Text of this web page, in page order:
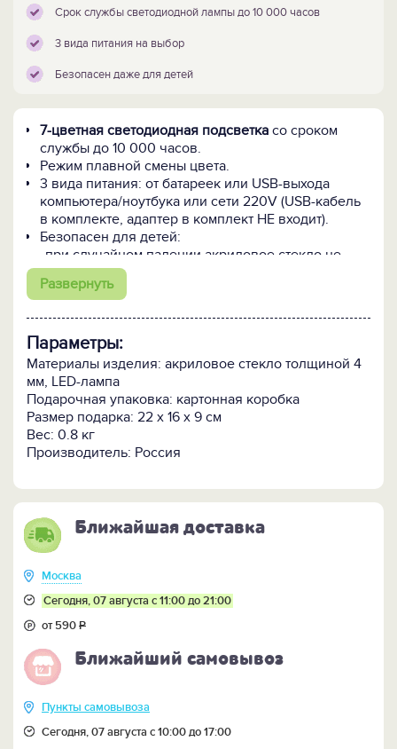
Срок службы светодиодной лампы до 10 000 часов
3 вида питания на выбор
Безопасен даже для детей
7-цветная светодиодная подсветка со сроком
службы до 10 000 часов.
Режим плавной смены цвета.
3 вида питания: от батареек или USB-выхода
компьютера/ноутбука или сети 220V (USB-кабель
в комплекте, адаптер в комплект НЕ входит).
Безопасен для детей:
- при случайном падении акриловое стекло не
разбивается на осколки;
- питание от батареек или USB-источника убережёт
ПОСМОТРИТЕ ЕЩЕ:
-3D-светильник "Светлое напоминание" >>
-3D-светильник "Вместе навсегда" >>
-Все 3D-светильники >>
Развернуть
Параметры:
Материалы изделия: акриловое стекло толщиной 4
мм, LED-лампа
Подарочная упаковка: картонная коробка
Размер подарка: 22 х 16 х 9 см
Вес: 0.8 кг
Производитель: Россия
Ближайшая доставка
Москва
Сегодня, 07 августа с 11:00 до 21:00
от 590Р
Ближайший самовывоз
Пункты самовывоза
Сегодня, 07 августа с 10:00 до 17:00